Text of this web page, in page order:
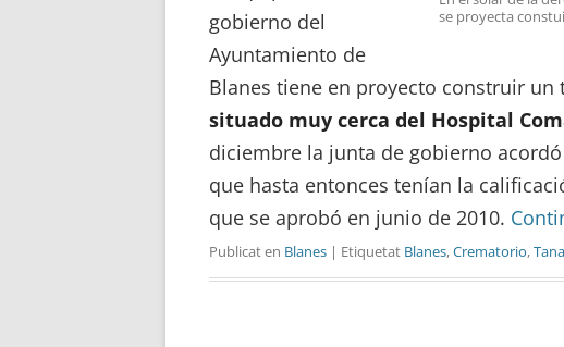
se proyecta
gobierno del
Ayuntamiento de
Blanes tiene en proyecto construir
situado muy cerca del Hospital
diciembre la junta de gobierno
que hasta entonces tenían la
que se aprobó en junio de 2010.
Publicat en Blanes | Etiquetat Blanes,Crematorio,